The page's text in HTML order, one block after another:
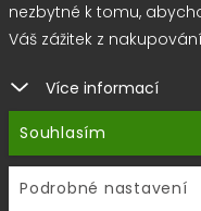
nezbytné k tomu,
Váš zážitek z
Více informací
Souhlasím
Podrobné nastavení